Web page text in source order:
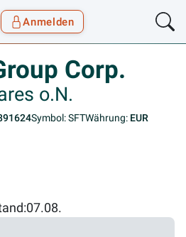
Anmelden
Corp.
o.N.
Symbol: SFTWährung: EUR
07.08.